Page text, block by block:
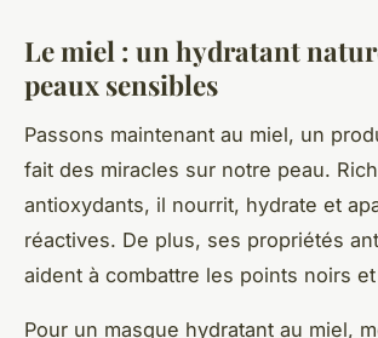
Le miel : un hydratant
peaux sensibles
Passons maintenant au miel, un
fait des miracles sur notre peau.
antioxydants, il nourrit, hydrate et
réactives. De plus, ses propriétés
aident à combattre les points noirs
Pour un masque hydratant au miel,